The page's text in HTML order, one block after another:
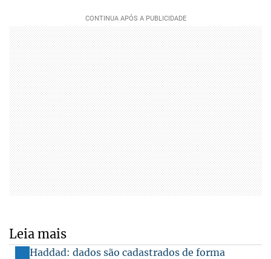
Leia mais
Haddad: dados são cadastrados de forma